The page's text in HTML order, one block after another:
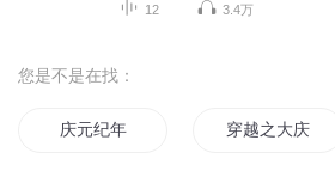
12 3.4万
您是不是在找：
庆元纪年 穿越之大庆帝国